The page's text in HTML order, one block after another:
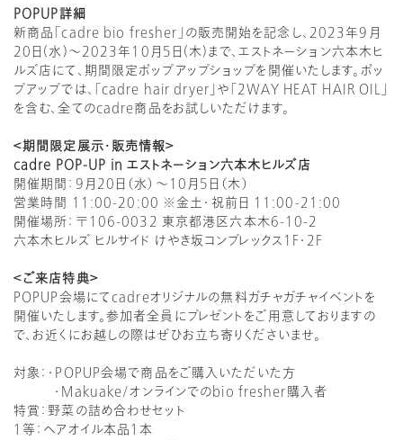
POPUP詳細
新商品「cadre bio fresher」の販売開始を記念し、2023年9月
20日( 水)〜2023年10月5日(木)まで、 エストネーション六本木ヒ
ルズ店にて、 期間限定ポップアップショップを開催いたします。
ポッ
プアップでは、「cadre hair dryer」や「2WAY HEAT HAIR OIL」
を含む、全てのcadre商品をお試しいただけます。
＜期間限定展示・販売情報＞
cadre POP-UP in エストネーション六本木ヒルズ店
開催期間：9月20日（水）〜10月5日（木）
営業時間 11:00-20:00 ※金土・祝前日 11:00-21:00
開催場所：〒106-0032 東京都港区六本木6-10-2
六本木ヒルズ ヒルサイド けやき坂コンプレックス1F・2F
＜ご来店特典＞
POPUP会場にてcadreオリジナルの無料ガチャガチャイベ ントを
開催いたします。 参加者全員にプレゼントをご用意しておりますの
で、 お近くにお越しの際はぜひお立ち寄りくださいませ。
対象：・POPUP会場で商品をご購入いただいた方
・Makuake/オンラインでのbio fresher購入者
特賞：野菜の詰め合わせセット
１等：ヘアオイル本品１本